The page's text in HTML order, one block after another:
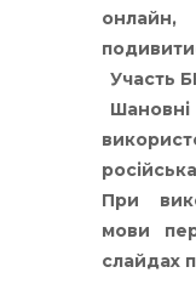
Участь
При
мови
слайдах